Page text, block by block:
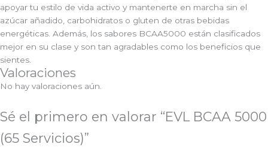
apoyar tu estilo de vida activo y mantenerte en marcha sin el
azúcar añadido, carbohidratos o gluten de otras bebidas
energéticas. Además, los sabores BCAA5000 están clasificados
mejor en su clase y son tan agradables como los beneficios que
sientes.
Valoraciones
No hay valoraciones aún.
Sé el primero en valorar “EVL BCAA 5000
(65 Servicios)”